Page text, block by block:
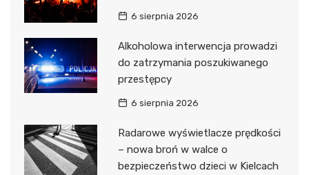
6 sierpnia 2026
Alkoholowa interwencja prowadzi
do zatrzymania poszukiwanego
przestępcy
6 sierpnia 2026
Radarowe wyświetlacze prędkości
– nowa broń w walce o
bezpieczeństwo dzieci w Kielcach